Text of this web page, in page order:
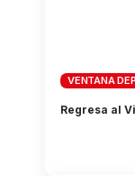
VENTANA
Regresa al